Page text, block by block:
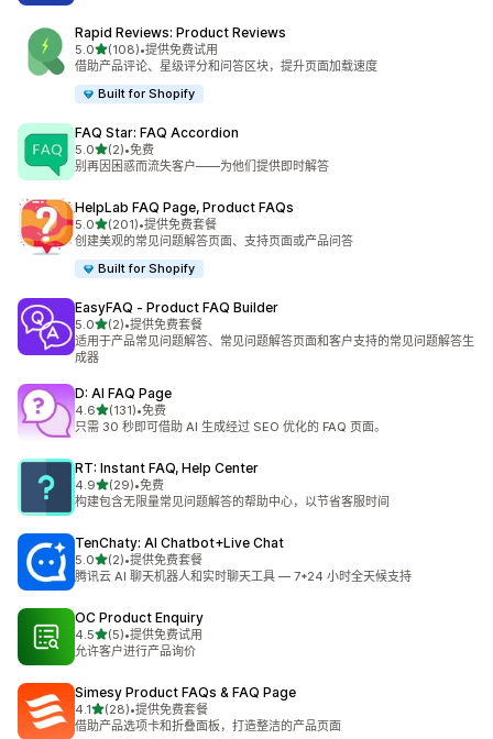
Rapid Reviews: Product Reviews
5.0星（满分 5 星）
(108)
总共 108 条评论
•提供免费试用
借助产品评论、星级评分和问答区块，提升页面加载速度
Built for Shopify
FAQ Star: FAQ Accordion
5.0星（满分 5 星）
(2)
总共 2 条评论
•免费
别再因困惑而流失客户——为他们提供即时解答
HelpLab FAQ Page, Product FAQs
5.0星（满分 5 星）
(201)
总共 201 条评论
•提供免费套餐
创建美观的常见问题解答页面、支持页面或产品问答
Built for Shopify
EasyFAQ ‑ Product FAQ Builder
5.0星（满分 5 星）
(2)
总共 2 条评论
•提供免费套餐
适用于产品常见问题解答、常见问题解答页面和客户支持的常见问题解答生
成器
D: AI FAQ Page
4.6星（满分 5 星）
(131)
总共 131 条评论
•免费
只需 30 秒即可借助 AI 生成经过 SEO 优化的 FAQ 页面。
RT: Instant FAQ, Help Center
4.9星（满分 5 星）
(29)
总共 29 条评论
•免费
构建包含无限量常见问题解答的帮助中心，以节省客服时间
TenChaty: AI Chatbot+Live Chat
5.0星（满分 5 星）
(2)
总共 2 条评论
•提供免费套餐
腾讯云 AI 聊天机器人和实时聊天工具 — 7*24 小时全天候支持
OC Product Enquiry
4.5星（满分 5 星）
(5)
总共 5 条评论
•提供免费试用
允许客户进行产品询价
Simesy Product FAQs & FAQ Page
4.1星（满分 5 星）
(28)
总共 28 条评论
•提供免费套餐
借助产品选项卡和折叠面板，打造整洁的产品页面